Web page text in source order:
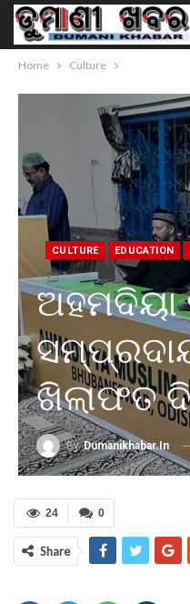
Home Culture
CULTURE EDUCATION
ଖିଲାଫତ
ByDumanikhabar.in
0
24
Share